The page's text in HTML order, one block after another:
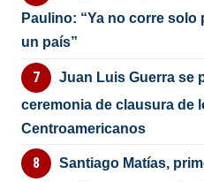
Paulino: “Ya no corre
un país”
Juan Luis Guerra se
ceremonia de clausura de
Centroamericanos
Santiago Matías,